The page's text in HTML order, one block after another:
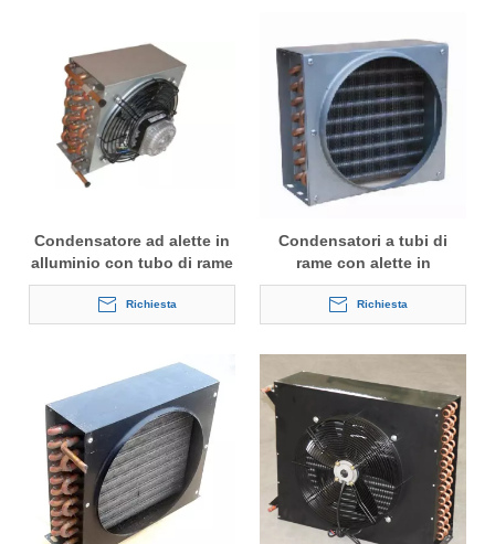
Condensatore ad alette in
alluminio con tubo di rame
raffreddato ad aria con
motore del ventilatore
Richiesta
Condensatori a tubi di
rame con alette in
alluminio per refrigerazione
Richiesta